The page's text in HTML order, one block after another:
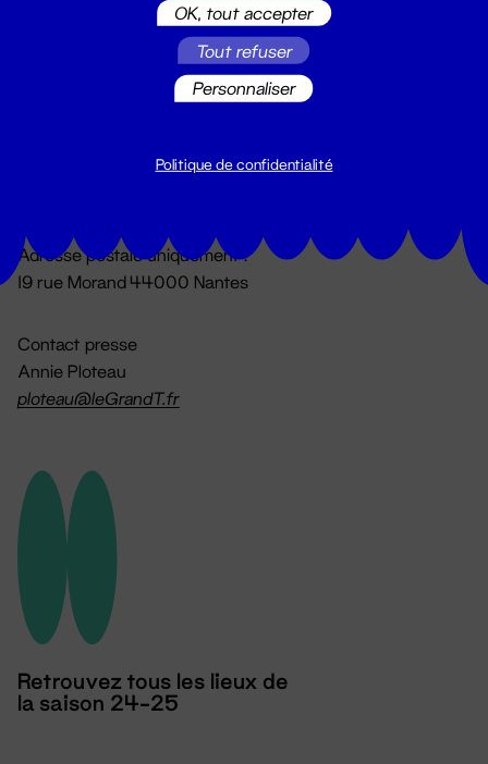
Du lundi au vendredi 14h → 18h
Adresse postale uniquement :
19 rue Morand 44000 Nantes
Contact presse
Annie Ploteau
ploteau@leGrandT.fr
Retrouvez tous les lieux de
la saison 24-25
OK, tout accepter
Tout refuser
Personnaliser
Politique de confidentialité